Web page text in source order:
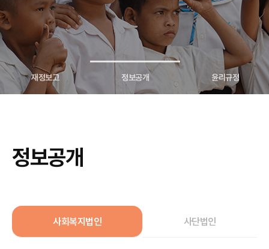
투명경영 재정보고 정보공개 윤리규정
정보공개
사회복지법인 사단법인